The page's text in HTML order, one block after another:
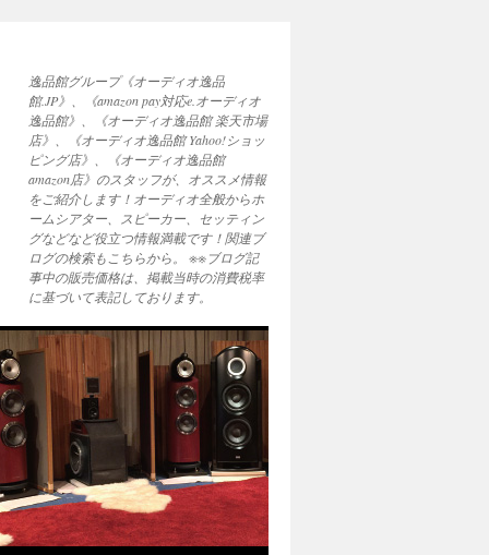
逸品館グループ《オーディオ逸品
館.JP》、《amazon pay対応e.オーディオ
逸品館》、《オーディオ逸品館 楽天市場
店》、《オーディオ逸品館 Yahoo!ショッ
ピング店》、《オーディオ逸品館
amazon店》のスタッフが、オススメ情報
をご紹介します！オーディオ全般からホ
ームシアター、スピーカー、セッティン
グなどなど役立つ情報満載です！関連ブ
ログの検索もこちらから。 ※※ブログ記
事中の販売価格は、掲載当時の消費税率
に基づいて表記しております。